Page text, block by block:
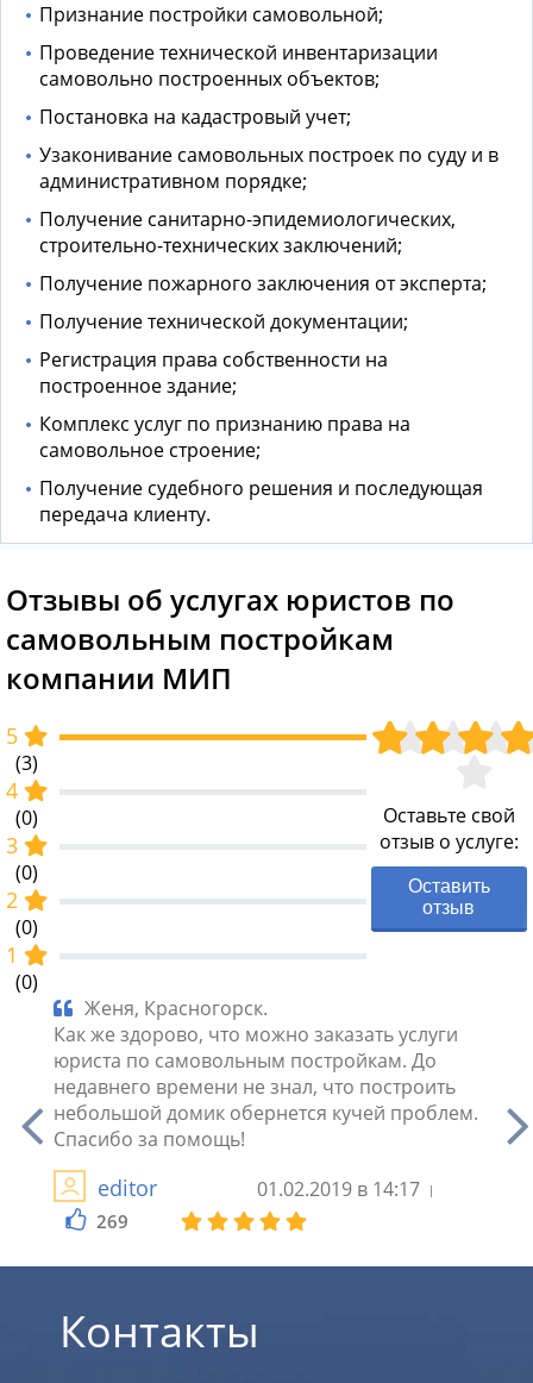
Признание постройки самовольной;
Проведение технической инвентаризации
самовольно построенных объектов;
Постановка на кадастровый учет;
Узаконивание самовольных построек по суду и в
административном порядке;
Получение санитарно-эпидемиологических,
строительно-технических заключений;
Получение пожарного заключения от эксперта;
Получение технической документации;
Регистрация права собственности на
построенное здание;
Комплекс услуг по признанию права на
самовольное строение;
Получение судебного решения и последующая
передача клиенту.
Отзывы об услугах юристов по
самовольным постройкам
компании МИП
5
(3)
4
(0)
3
(0)
2
(0)
1
(0)
Оставьте свой
отзыв о услуге:
Оставить
отзыв
Женя, Красногорск.
Как же здорово, что можно заказать услуги
юриста по самовольным постройкам. До
недавнего времени не знал, что построить
небольшой домик обернется кучей проблем.
Спасибо за помощь!
editor 01.02.2019 в 14:17
269
Контакты